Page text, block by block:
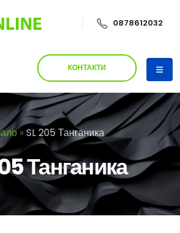
0878612032
КОНТАКТИ
» SL 205 Танганика
Танганика